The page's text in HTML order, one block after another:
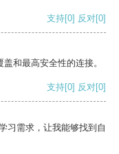
支持[0] 反对[0]
和最高安全性的连接。
支持[0] 反对[0]
习需求，让我能够找到自